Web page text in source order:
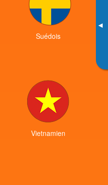
▸
Suédois
Vietnamien